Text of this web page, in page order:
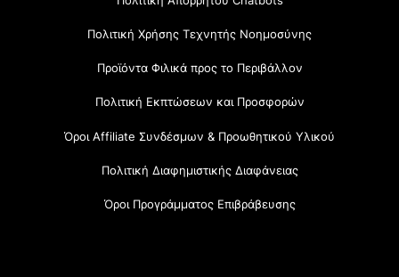
Πολιτική Χρήσης Τεχνητής Νοημοσύνης
Προϊόντα Φιλικά προς το Περιβάλλον
Πολιτική Εκπτώσεων και Προσφορών
Όροι Affiliate Συνδέσμων & Προωθητικού Υλικού
Πολιτική Διαφημιστικής Διαφάνειας
Όροι Προγράμματος Επιβράβευσης